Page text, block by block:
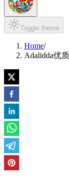
Toggle theme
Home/
Adalidda优